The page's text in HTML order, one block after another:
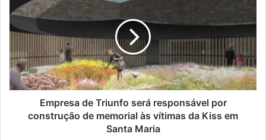
morre
após
cirurgia
de
retirada
Triunfo
será
responsável
por
construção
de
memorial
vítimas
Empresa de Triunfo será responsável por
construção de memorial às vítimas da Kiss em
Santa Maria